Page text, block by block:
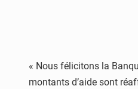
« Nous félicitons la
montants d’aide sont